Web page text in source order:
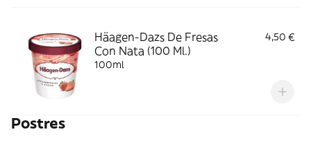
Häagen-Dazs De Fresas
Con Nata (100 Ml.)
4,50 €
100ml
Postres